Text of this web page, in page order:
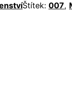
Štítek: 007,